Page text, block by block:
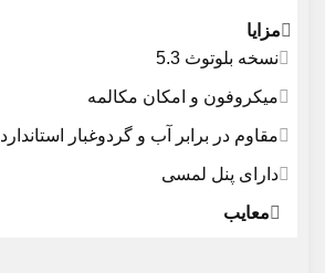
مزایا
نسخه بلوتوث 5.3
میکروفون و امکان مکالمه
مقاوم در برابر آب و گردوغبار استاندارد IP55
دارای پنل لمسی
معایب